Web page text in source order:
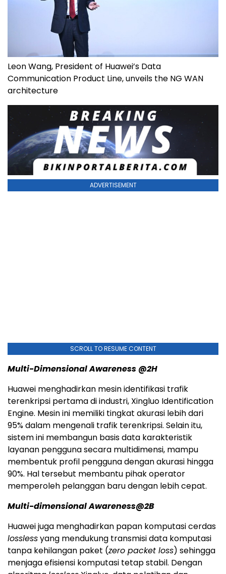
Leon Wang, President of Huawei’s Data
Communication Product Line, unveils the NG WAN
architecture
ADVERTISEMENT
SCROLL TO RESUME CONTENT
Multi-Dimensional Awareness @2H
Huawei menghadirkan mesin identifikasi trafik
terenkripsi pertama di industri, Xingluo Identification
Engine. Mesin ini memiliki tingkat akurasi lebih dari
95% dalam mengenali trafik terenkripsi. Selain itu,
sistem ini membangun basis data karakteristik
layanan pengguna secara multidimensi, mampu
membentuk profil pengguna dengan akurasi hingga
90%. Hal tersebut membantu pihak operator
memperoleh pelanggan baru dengan lebih cepat.
Multi-dimensional Awareness@2B
Huawei juga menghadirkan papan komputasi cerdas
losslessyang mendukung transmisi data komputasi
tanpa kehilangan paket (zero packet loss) sehingga
menjaga efisiensi komputasi tetap stabil. Dengan